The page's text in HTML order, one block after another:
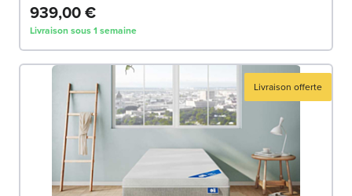
939,00 €
Livraison sous 1 semaine
Livraison offerte